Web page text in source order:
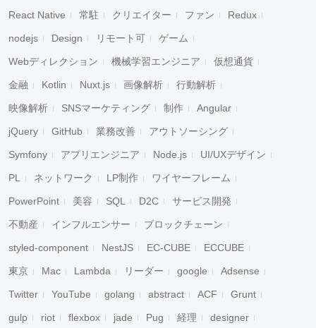
React Native 常駐 クリエイター ファン Redux
nodejs Design リモート可 ゲーム
Webディレクション 機械学習エンジニア 仮想通貨
金融 Kotlin Nuxt.js 画像解析 行動解析
映像解析 SNSマーケティング 制作 Angular
jQuery GitHub 業務改善 アウトソーシング
Symfony アプリエンジニア Node.js UI/UXデザイン
PL ネットワーク LP制作 ワイヤーフレーム
PowerPoint 美容 SQL D2C サービス開発
不動産 インフルエンサー ブロックチェーン
styled-component NestJS EC-CUBE ECCUBE
東京 Mac Lambda リーダー google Adsense
Twitter YouTube golang abstract ACF Grunt
gulp riot flexbox jade Pug 経理 designer